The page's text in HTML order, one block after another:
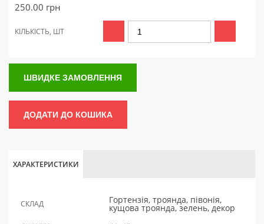
250.00 грн
КІЛЬКІСТЬ, ШТ
ШВИДКЕ ЗАМОВЛЕННЯ
ДОДАТИ ДО КОШИКА
ХАРАКТЕРИСТИКИ
СКЛАД Гортензія, троянда, півонія,
кущова троянда, зелень, декор